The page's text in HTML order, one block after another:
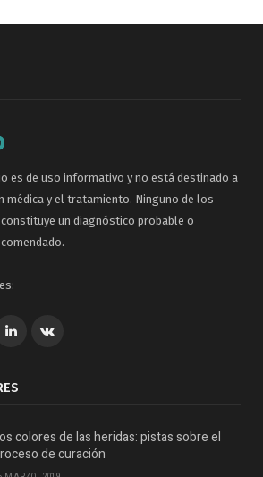
es de uso informativo y no está destinado a
médica y el tratamiento. Ninguno de los
un diagnóstico probable o
LinkedInVK
colores de las heridas: pistas sobre el
de curación